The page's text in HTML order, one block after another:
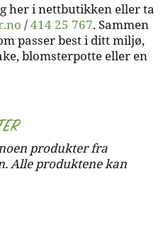
her i nettbutikken eller ta
/414 25 767. Sammen
passer best i ditt miljø,
blomsterpotte eller en
produkter fra
Alle produktene kan